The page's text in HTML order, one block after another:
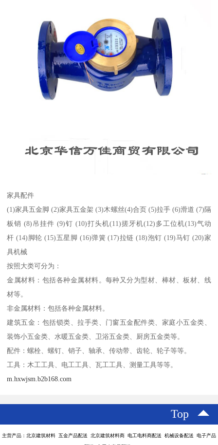
家具配件
(1)家具五金脚 (2)家具五金架 (3)木螺丝(4)合页 (5)拉手 (6)滑道 (7)隔
板销 (8)吊挂件 (9)钉 (10)打头机(11)搓牙机(12)多工位机(13)气动
杆 (14)脚轮 (15)五星脚 (16)弹簧 (17)拉链 (18)泡钉 (19)马钉 (20)家
具机械
按照大类可分为：
金属材料：包括各种金属材料。每种又分为型材、棒材、板材、线
材等。
非金属材料：包括各种金属材料。
建筑五金：包括锁类、拉手类、门窗五金配件类、家庭小五金类、
装饰小五金类、水暖五金类、卫浴五金类、厨房五金类等。
配件：螺栓、螺钉、销子、轴承、传动带、齿轮、轮子等等。
工具：木工工具、电工工具、瓦工工具、测量工具等等。
m.hxwjsm.b2b168.com
Top
主营产品：北京建筑材料 五金产品配送 北京建筑材料商 电工电料商配送 机械设备配送 电子产品